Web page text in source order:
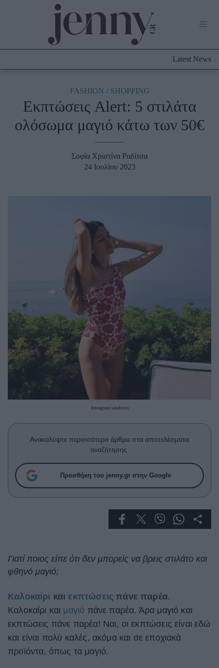
Culture
Fashion
Shopping
Σχέσεις & Σεξ
Fitness
Woman Power
Parenting
Working Girl
Real Women
Πρόσωπα
Celebrities
Who
True Stories
Ask the Guru
Living
Cooking
Green
Αφιερώματα
Latest News
FASHION SHOPPING
Εκπτώσεις Alert: 5 στιλάτα
ολόσωμα μαγιό κάτω των 50€
Σοφία Χριστίνα Ραδίτσα
24 Ιουλίου 2023
Instagram/saraloura
Ανακαλύψτε περισσότερα άρθρα στα αποτελέσματα
αναζήτησης.
Προσθήκη του jenny.gr στην Google
Γιατί ποιος είπε ότι δεν μπορείς να βρεις στιλάτο και
φθηνό μαγιό;
Καλοκαίρι και εκπτώσεις πάνε παρέα.
Καλοκαίρι και μαγιό πάνε παρέα. Άρα μαγιό και
εκπτώσεις πάνε παρέα! Ναι, οι εκπτώσεις είναι εδώ
και είναι πολύ καλές, ακόμα και σε εποχιακά
προϊόντα, όπως τα μαγιό.